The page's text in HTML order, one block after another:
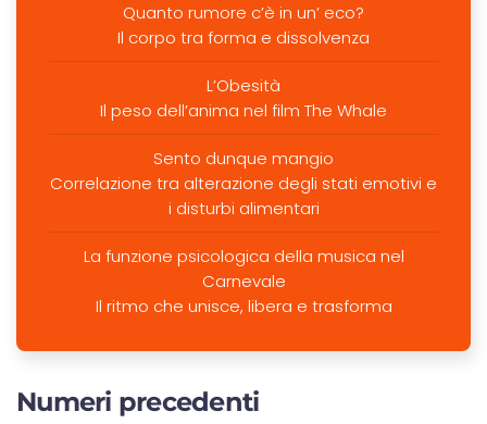
Quanto rumore c’è in un’ eco?
Il corpo tra forma e dissolvenza
L’Obesità
Il peso dell’anima nel film The Whale
Sento dunque mangio
Correlazione tra alterazione degli stati emotivi e
i disturbi alimentari
La funzione psicologica della musica nel
Carnevale
Il ritmo che unisce, libera e trasforma
Numeri precedenti